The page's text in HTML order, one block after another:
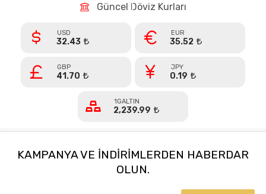
Güncel Döviz Kurları
USD
32.43
EUR
35.52
GBP
41.70
JPY
0.19
1GALTIN
2,239.99
KAMPANYA VE INDIRIMLERDEN HABERDAR
OLUN.